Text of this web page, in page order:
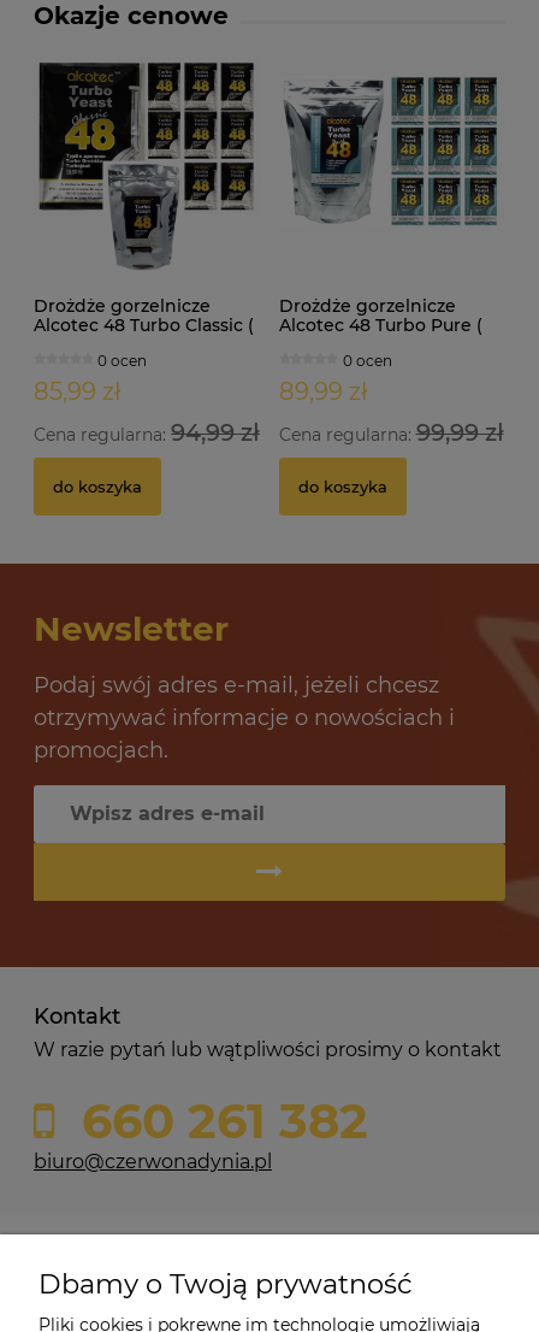
Okazje cenowe
Drożdże gorzelnicze
Alcotec 48 Turbo Classic (
0 ocen
85,99 zł
Cena regularna: 94,99 zł
do koszyka
Drożdże gorzelnicze
Alcotec 48 Turbo Pure (
0 ocen
89,99 zł
Cena regularna:99,99 zł
do koszyka
Newsletter
Podaj swój adres e-mail, jeżeli chcesz
otrzymywać informacje o nowościach i
promocjach.
Kontakt
W razie pytań lub wątpliwości prosimy o kontakt
660 261 382
biuro@czerwonadynia.pl
Moje konto
Dbamy o Twoją prywatność
Pliki cookies i pokrewne im technologie umożliwiają